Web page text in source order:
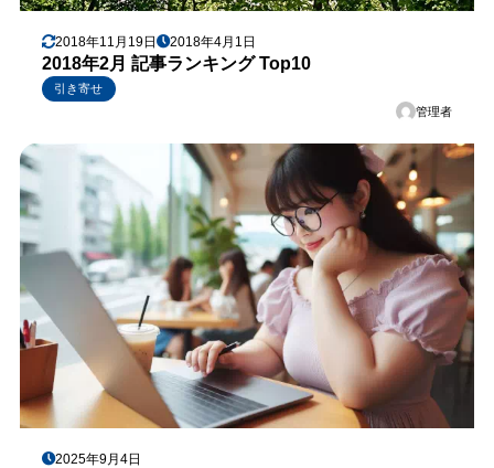
2018年11月19日 2018年4月1日
2018年2月 記事ランキング Top10
引き寄せ
管理者
2025年9月4日